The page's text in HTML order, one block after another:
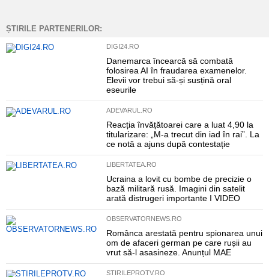
ȘTIRILE PARTENERILOR:
DIGI24.RO
Danemarca încearcă să combată
folosirea AI în fraudarea examenelor.
Elevii vor trebui să-și susțină oral
eseurile
ADEVARUL.RO
Reacția învățătoarei care a luat 4,90 la
titularizare: „M-a trecut din iad în rai”. La
ce notă a ajuns după contestație
LIBERTATEA.RO
Ucraina a lovit cu bombe de precizie o
bază militară rusă. Imagini din satelit
arată distrugeri importante I VIDEO
OBSERVATORNEWS.RO
Românca arestată pentru spionarea unui
om de afaceri german pe care rușii au
vrut să-l asasineze. Anunțul MAE
STIRILEPROTV.RO